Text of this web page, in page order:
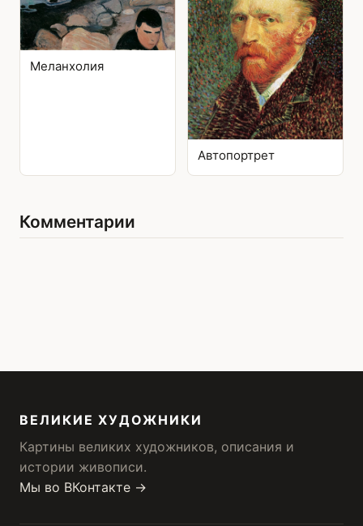
Меланхолия
Автопортрет
Комментарии
ВЕЛИКИЕ ХУДОЖНИКИ
Картины великих художников, описания и
истории живописи.
Мы во ВКонтакте →